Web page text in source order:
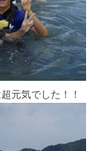
元気でした！！